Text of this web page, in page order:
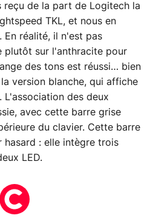
reçu de la part de Logitech la
TKL, et nous en
En réalité, il n'est pas
plutôt sur l'anthracite pour
des tons est réussi… bien
version blanche, qui affiche
L'association des deux
avec cette barre grise
du clavier. Cette barre
hasard : elle intègre trois
LED.